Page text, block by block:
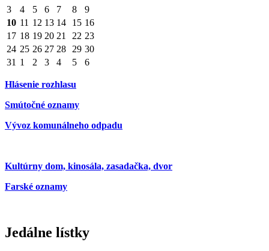
3
4 5 6 7 8
9
10 11 12 13 14 15 16
17 18 19 20 21 22 23
24 25 26 27 28 29 30
31 1 2 3 4 5 6
Hlásenie rozhlasu
Smútočné oznamy
Vývoz komunálneho odpadu
Kultúrny dom, kinosála, zasadačka, dvor
Farské oznamy
Jedálne lístky